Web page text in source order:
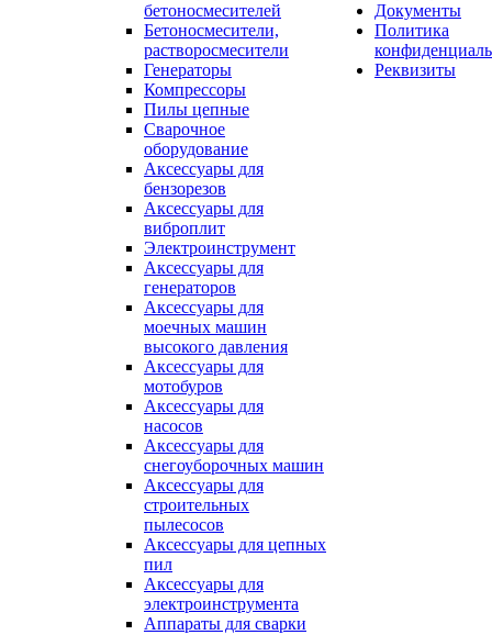
бетоносмесителей
Бетоносмесители,
растворосмесители
Генераторы
Компрессоры
Пилы цепные
Сварочное
оборудование
Аксессуары для
бензорезов
Аксессуары для
виброплит
Электроинструмент
Аксессуары для
генераторов
Аксессуары для
моечных машин
высокого давления
Аксессуары для
мотобуров
Аксессуары для
насосов
Аксессуары для
снегоуборочных машин
Аксессуары для
строительных
пылесосов
Аксессуары для цепных
пил
Аксессуары для
электроинструмента
Аппараты для сварки
Документы
Политика
Реквизиты